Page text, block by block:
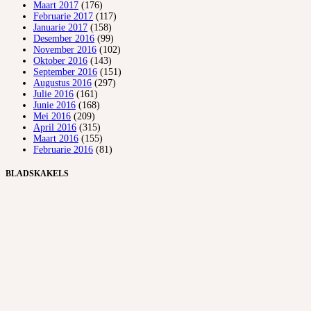
Maart 2017 (176)
Februarie 2017 (117)
Januarie 2017 (158)
Desember 2016 (99)
November 2016 (102)
Oktober 2016 (143)
September 2016 (151)
Augustus 2016 (297)
Julie 2016 (161)
Junie 2016 (168)
Mei 2016 (209)
April 2016 (315)
Maart 2016 (155)
Februarie 2016 (81)
BLADSKAKELS